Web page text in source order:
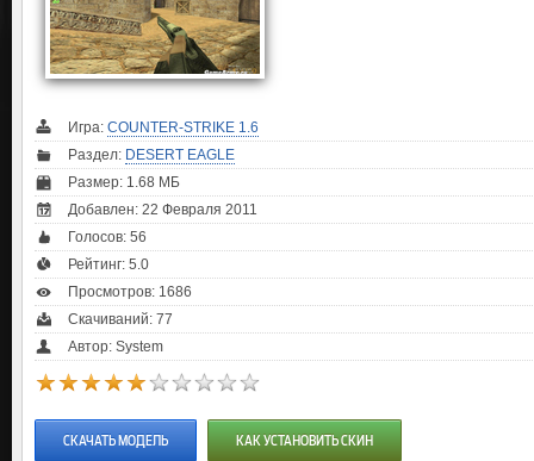
Игра: COUNTER-STRIKE 1.6
Раздел: DESERT EAGLE
Размер: 1.68 МБ
Добавлен: 22 Февраля 2011
Голосов: 56
Рейтинг: 5.0
Просмотров: 1686
Скачиваний: 77
Автор: System
СКАЧАТЬ МОДЕЛЬ КАК УСТАНОВИТЬ СКИН